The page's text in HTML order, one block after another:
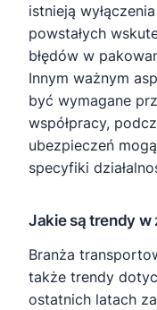
istnieją
powstałych
błędów w
Innym ważnym
być wymagane
współpracy,
ubezpieczeń
specyfiki
Jakie są trendy w
Branża
także trendy
ostatnich latach